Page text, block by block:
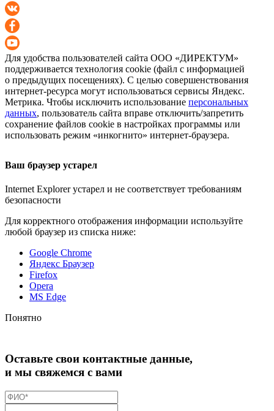
Для удобства пользователей сайта ООО «ДИРЕКТУМ»
поддерживается технология cookie (файл с информацией
о предыдущих посещениях). С целью совершенствования
интернет-ресурса могут использоваться сервисы Яндекс.
Метрика. Чтобы исключить использование персональных
данных, пользователь сайта вправе отключить/запретить
сохранение файлов cookie в настройках программы или
использовать режим «инкогнито» интернет-браузера.
Ваш браузер устарел
Internet Explorer устарел и не соответствует требованиям
безопасности
Для корректного отображения информации используйте
любой браузер из списка ниже:
Google Chrome
Яндекс Браузер
Firefox
Opera
MS Edge
Понятно
Оставьте свои контактные данные,
и мы свяжемся с вами